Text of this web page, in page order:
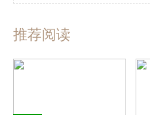
推荐阅读